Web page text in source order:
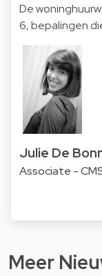
De
6, bepalingen
Julie De
Associate -
Meer